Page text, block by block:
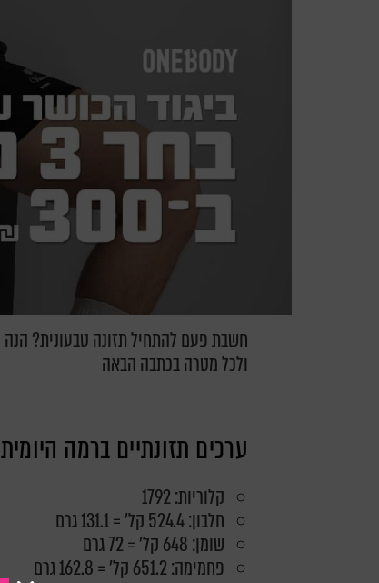
ולכל מטרה בכתבה הבאה
ערכים תזונתיים ברמה היומית
קלוריות: 1792
חלבון: 524.4 קל' = 131.1 גרם
שומן: 648 קל' = 72 גרם
פחמימה: 651.2 קל' = 162.8 גרם